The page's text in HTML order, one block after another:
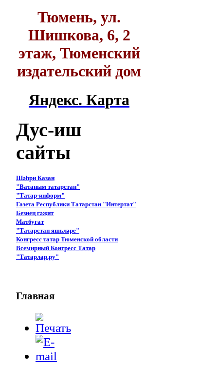
Тюмень, ул.
Шишкова, 6, 2
этаж, Тюменский
издательский дом
Яндекс. Карта
Дус-иш
сайты
Шәһри Казан
"Ватаным татарстан"
"Татар-информ"
Газета Республики Татарстан "Интертат"
Безнең гәҗит
Матбугат
"Татарстан яшьләре"
Конгресс татар Тюменской области
Всемирный Конгресс Татар
"Татарлар.ру"
Главная